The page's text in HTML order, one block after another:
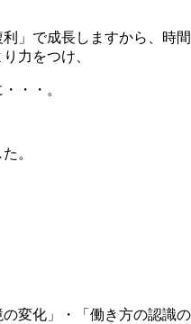
」で成長しますから、時間
力をつけ、
・・。
。
の変化」・「働き方の認識の